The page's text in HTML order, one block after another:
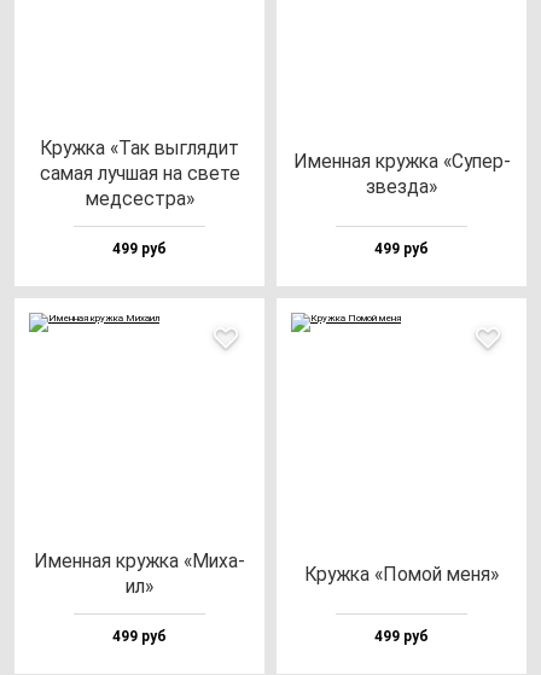
Круж­ка «Так выг­ля­дит
са­мая луч­шая на све­те
мед­сес­тра»
499 руб
Имен­ная круж­ка «Супер­
звез­да»
499 руб
Имен­ная круж­ка «Миха­
ил»
499 руб
Круж­ка «Помой ме­ня»
499 руб